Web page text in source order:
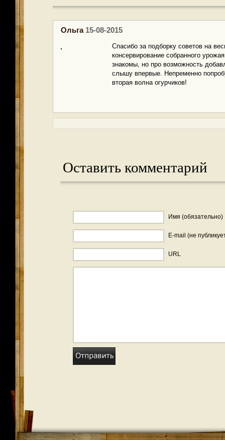
Ольга15-08-2015
Спасибо за подборку советов на
консервирование собранного
знакомы, но про возможность
слышу впервые. Непременно
вторая волна огурчиков!
Оставить комментарий
Имя (обязательно)
E-mail (не
URL